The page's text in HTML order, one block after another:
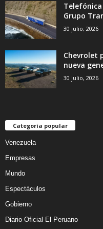
Grupo
30 julio, 2026
Chevrolet
nueva
30 julio, 2026
Categoría popular
Venezuela
Empresas
Mundo
Espectáculos
Gobierno
Diario Oficial El Peruano